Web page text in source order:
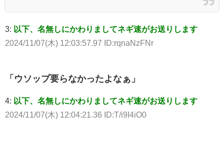
3: 以下、名無しにかわりましてネギ速がお送りします
2024/11/07(木) 12:03:57.97 ID:rqnaNzFNr
「ウソップ要らなかったよなぁ」
4: 以下、名無しにかわりましてネギ速がお送りします
2024/11/07(木) 12:04:21.36 ID:T/i9I4iO0